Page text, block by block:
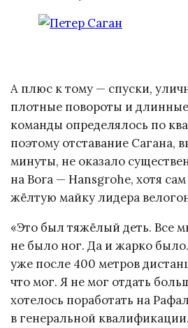
А плюс к тому — спуски,
плотные повороты и
команды определялось по
поэтому отставание Сагана,
минуты, не оказало
на Bora — Hansgrohe, хотя
жёлтую майку лидера
«Это был тяжёлый деть. Все
не было ног. Да и жарко
уже после 400 метров
что мог. Я не мог отдать
хотелось поработать на
в генеральной